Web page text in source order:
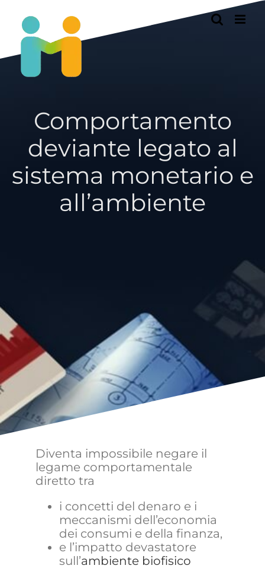
contenu
Comportamento
deviante legato al
sistema monetario e
all’ambiente
Diventa impossibile negare il
legame comportamentale
diretto tra
i concetti del denaro e i
meccanismi dell’economia
dei consumi e della finanza,
e l’impatto devastatore
sull’ambiente biofisico